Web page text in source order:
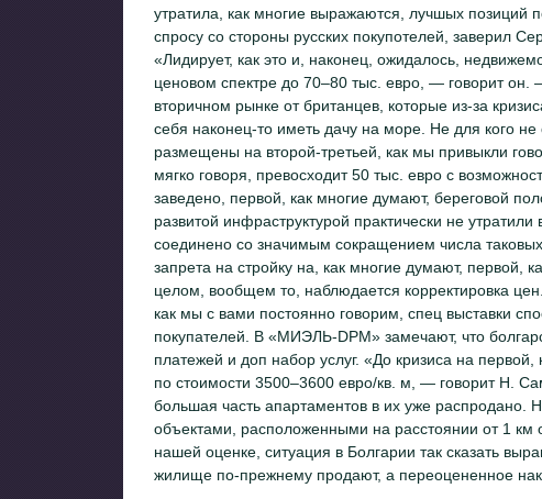
утратила, как многие выражаются, лучшых позиций
спросу со стороны русских покупотелей, заверил
«Лидирует, как это и, наконец, ожидалось,
ценовом спектре до 70–80 тыс. евро, — говорит
вторичном рынке от британцев, которые из-за
себя наконец-то иметь дачу на море. Не для кого не
размещены на второй-третьей, как мы привыкли
мягко говоря, превосходит 50 тыс. евро с
заведено, первой, как многие думают, береговой
развитой инфраструктурой практически не
соединено со значимым сокращением числа
запрета на стройку на, как многие думают, первой,
целом, вообщем то, наблюдается корректировка
как мы с вами постоянно говорим, спец выставки
покупателей. В «МИЭЛЬ-DPM» замечают, что
платежей и доп набор услуг. «До кризиса на
по стоимости 3500–3600 евро/кв. м, — говорит Н.
большая часть апартаментов в их уже распродано.
объектами, расположенными на расстоянии от 1
нашей оценке, ситуация в Болгарии так сказать
жилище по-прежнему продают, а переоцененное